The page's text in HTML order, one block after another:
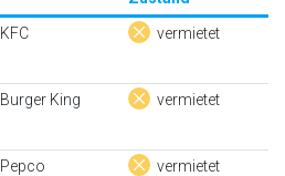
KFC vermietet
Burger King vermietet
Pepco vermietet